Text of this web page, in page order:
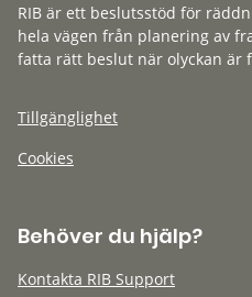
RIB är ett beslutsstöd för
hela vägen från planering av
fatta rätt beslut när olyckan är
Tillgänglighet
Cookies
Behöver du hjälp?
Kontakta RIB Support